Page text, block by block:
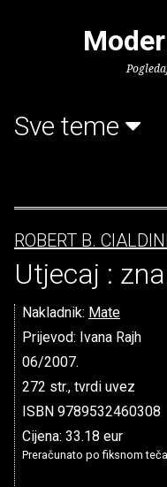
Sve teme
ROBERT B. CIALDINI
Utjecaj :
Nakladnik: Mate
Prijevod: Ivana Rajh
06/2007.
272 str., tvrdi uvez
ISBN 9789532460308
Cijena: 33.18 eur
Preračunato po fiksnom